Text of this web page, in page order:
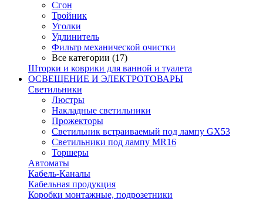
Сгон
Тройник
Уголки
Удлинитель
Фильтр механической очистки
Все категории (17)
Шторки и коврики для ванной и туалета
ОСВЕЩЕНИЕ И ЭЛЕКТРОТОВАРЫ
Светильники
Люстры
Накладные светильники
Прожекторы
Светильник встраиваемый под лампу GX53
Светильники под лампу MR16
Торшеры
Автоматы
Кабель-Каналы
Кабельная продукция
Коробки монтажные, подрозетники